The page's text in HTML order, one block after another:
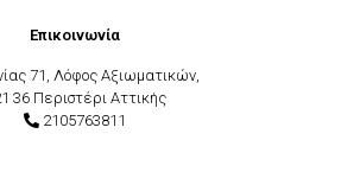
Επικοινωνία
71, Λόφος Αξιωματικών,
36 Περιστέρι Αττικής
2105763811